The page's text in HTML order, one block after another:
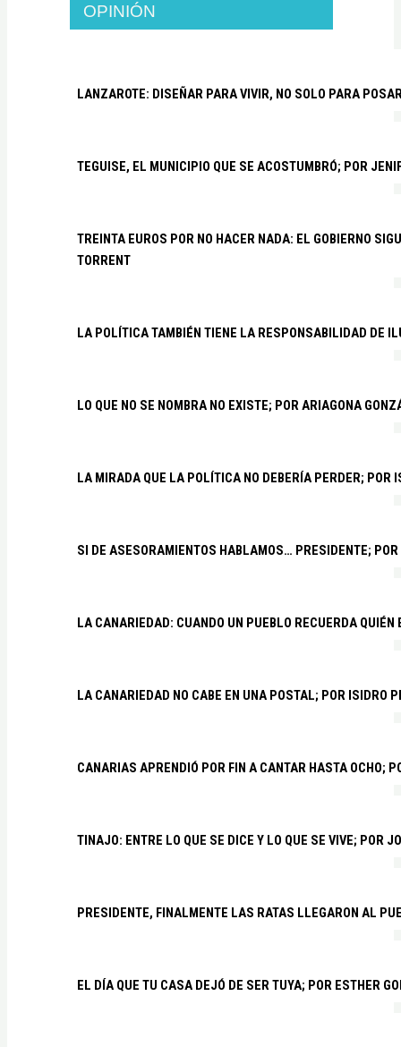
OPINIÓN
LANZAROTE: DISEÑAR PARA VIVIR, NO SOLO PARA
TEGUISE, EL MUNICIPIO QUE SE ACOSTUMBRÓ; POR
TREINTA EUROS POR NO HACER NADA: EL GOBIERNO
TORRENT
LA POLÍTICA TAMBIÉN TIENE LA RESPONSABILIDAD DE
LO QUE NO SE NOMBRA NO EXISTE; POR ARIAGONA
LA MIRADA QUE LA POLÍTICA NO DEBERÍA PERDER; POR
SI DE ASESORAMIENTOS HABLAMOS… PRESIDENTE;
LA CANARIEDAD: CUANDO UN PUEBLO RECUERDA QUIÉN
LA CANARIEDAD NO CABE EN UNA POSTAL; POR ISIDRO
CANARIAS APRENDIÓ POR FIN A CANTAR HASTA OCHO;
TINAJO: ENTRE LO QUE SE DICE Y LO QUE SE VIVE; POR
PRESIDENTE, FINALMENTE LAS RATAS LLEGARON AL
EL DÍA QUE TU CASA DEJÓ DE SER TUYA; POR ESTHER